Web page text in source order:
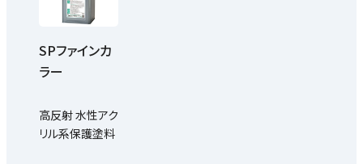
SPファインカ
ラー
高反射 水性アク
リル系保護塗料